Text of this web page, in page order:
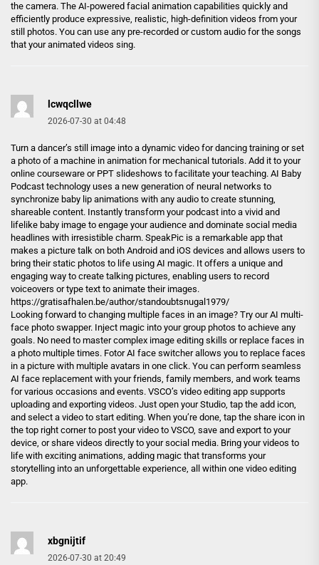
the camera. The AI-powered facial animation capabilities quickly and
efficiently produce expressive, realistic, high-definition videos from your
still photos. You can use any pre-recorded or custom audio for the songs
that your animated videos sing.
lcwqcllwe
2026-07-30 at 04:48
Turn a dancer’s still image into a dynamic video for dancing training or set
a photo of a machine in animation for mechanical tutorials. Add it to your
online courseware or PPT slideshows to facilitate your teaching. AI Baby
Podcast technology uses a new generation of neural networks to
synchronize baby lip animations with any audio to create stunning,
shareable content. Instantly transform your podcast into a vivid and
lifelike baby image to engage your audience and dominate social media
headlines with irresistible charm. SpeakPic is a remarkable app that
makes a picture talk on both Android and iOS devices and allows users to
bring their static photos to life using AI magic. It offers a unique and
engaging way to create talking pictures, enabling users to record
voiceovers or type text to animate their images.
https://gratisafhalen.be/author/standoubtsnugal1979/
Looking forward to changing multiple faces in an image? Try our AI multi-
face photo swapper. Inject magic into your group photos to achieve any
goals. No need to master complex image editing skills or replace faces in
a photo multiple times. Fotor AI face switcher allows you to replace faces
in a picture with multiple avatars in one click. You can perform seamless
AI face replacement with your friends, family members, and work teams
for various occasions and events. VSCO’s video editing app supports
uploading and exporting videos. Just open your Studio, tap the add icon,
and select a video to start editing. When you’re done, tap the share icon in
the top right corner to post your video to VSCO, save and export to your
device, or share videos directly to your social media. Bring your videos to
life with exciting animations, adding magic that transforms your
storytelling into an unforgettable experience, all within one video editing
app.
xbgnijtif
2026-07-30 at 20:49